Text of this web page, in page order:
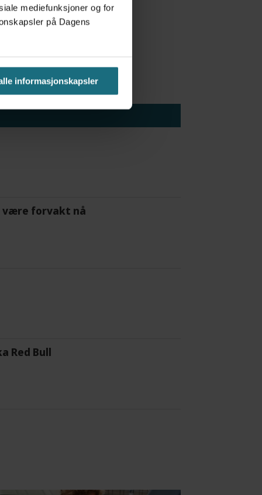
mediefunksjoner og for
på Dagens
informasjonskapsler
være forvakt nå
Red Bull